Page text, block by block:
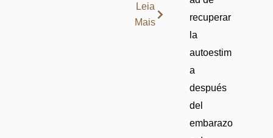
Leia
Mais
recuperar
la
autoestim
a
después
del
embarazo